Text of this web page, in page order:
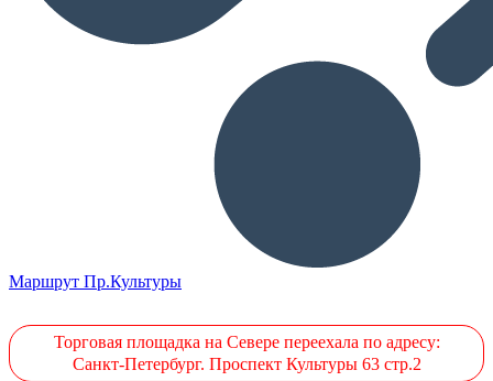
Маршрут Пр.Культуры
Торговая площадка на Севере переехала по адресу:
Санкт-Петербург. Проспект Культуры 63 стр.2